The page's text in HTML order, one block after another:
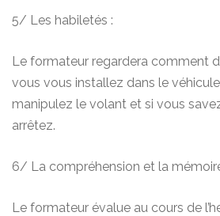
5/ Les habiletés :
Le formateur regardera comment
vous vous installez dans le
manipulez le volant et si vous
arrêtez.
6/ La compréhension et la
Le formateur évalue au cours de